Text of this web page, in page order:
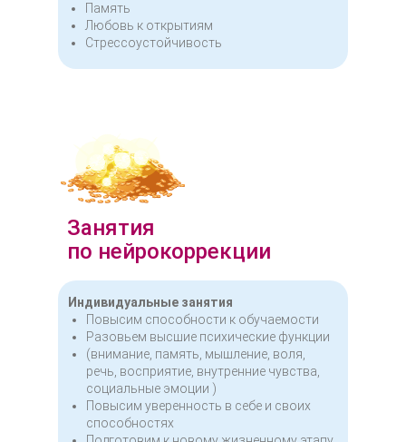
Память
Любовь к открытиям
Стрессоустойчивость
Занятия
по нейрокоррекции
Индивидуальные занятия
Повысим способности к обучаемости
Разовьем высшие психические функции
(внимание, память, мышление, воля,
речь, восприятие, внутренние чувства,
социальные эмоции )
Повысим уверенность в себе и своих
способностях